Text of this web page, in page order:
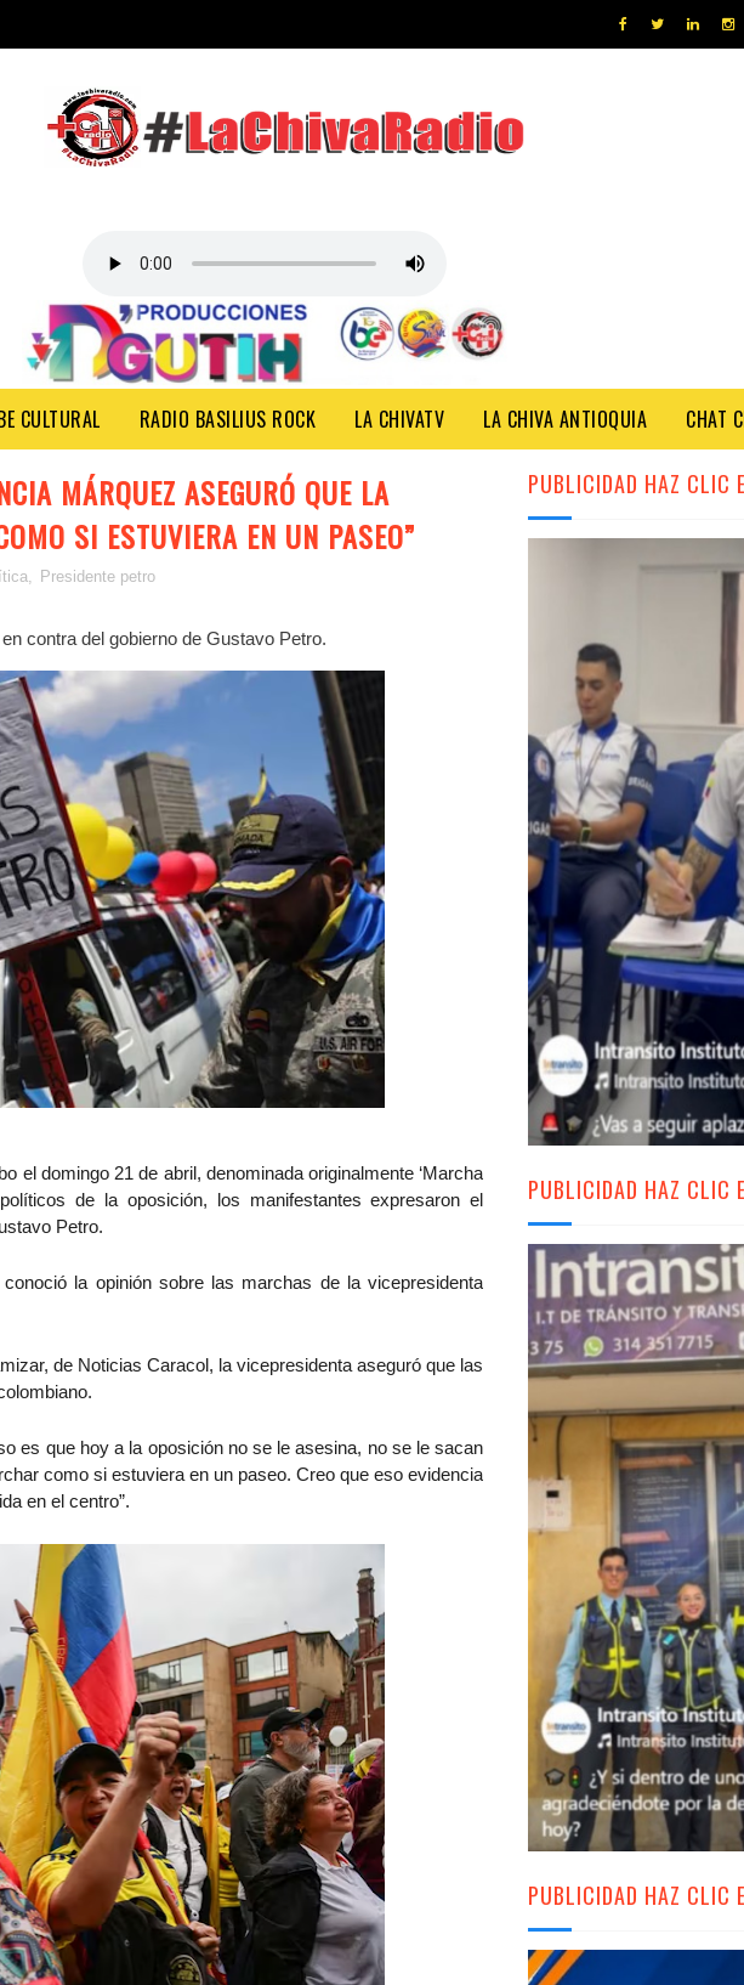
CULTURAL RADIO BASILIUS ROCK LA CHIVATV LA CHIVA ANTIOQUIA CHAT
MÁRQUEZ ASEGURÓ QUE LA
SI ESTUVIERA EN UN PASEO”
, Presidente petro
contra del gobierno de Gustavo Petro.
el domingo 21 de abril, denominada originalmente ‘Marcha
de la oposición, los manifestantes expresaron el
Petro.
la opinión sobre las marchas de la vicepresidenta
de Noticias Caracol, la vicepresidenta aseguró que las
es que hoy a la oposición no se le asesina, no se le sacan
como si estuviera en un paseo. Creo que eso evidencia
en el centro”.
PUBLICIDAD HAZ CLIC
PUBLICIDAD HAZ CLIC
PUBLICIDAD HAZ CLIC